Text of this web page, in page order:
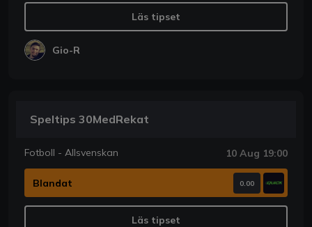
Läs tipset
Gio-R
Speltips 30MedRekat
Fotboll - Allsvenskan 10 Aug 19:00
Blandat 0.00
Läs tipset